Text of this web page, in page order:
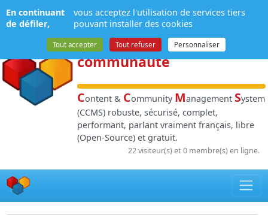
NPDS:Gestion de
contenuet de
communauté
Content & Community Management System
(CCMS) robuste, sécurisé, complet,
performant, parlant vraiment français, libre
(Open-Source) et gratuit.
22 visiteur(s) et 0 membre(s) en ligne.
Panneau de gestion des cookies
En continuant
de défiler,
vous acceptez l'utilisation de services tiers
pouvant installer des cookies
Tout accepter Tout refuser Personnaliser